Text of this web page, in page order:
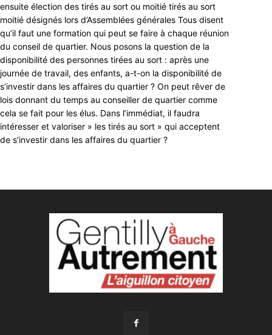
ensuite élection des tirés au sort ou moitié tirés au sort
moitié désignés lors d’Assemblées générales Tous disent
qu’il faut une formation qui peut se faire à chaque réunion
du conseil de quartier. Nous posons la question de la
disponibilité des personnes tirées au sort : après une
journée de travail, des enfants, a-t-on la disponibilité de
s’investir dans les affaires du quartier ? On peut rêver de
lois donnant du temps au conseiller de quartier comme
cela se fait pour les élus. Dans l’immédiat, il faudra
intéresser et valoriser » les tirés au sort » qui acceptent
de s’investir dans les affaires du quartier ?